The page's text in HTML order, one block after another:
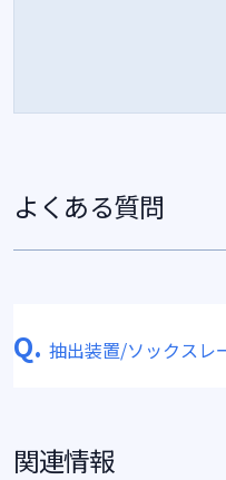
よくある質問
Q. 抽出装置/ソックスレ
関連情報